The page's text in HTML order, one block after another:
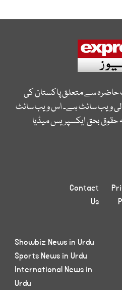
حاضرہ سے متعلق پاکستان کی
ویب سائٹ ہے۔ اس ویب سائٹ
حقوق بحق ایکسپریس میڈیا
Contact
Us
Showbiz News in Urdu
Sports News in Urdu
International News in
Urdu